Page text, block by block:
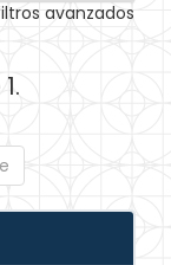
avanzados